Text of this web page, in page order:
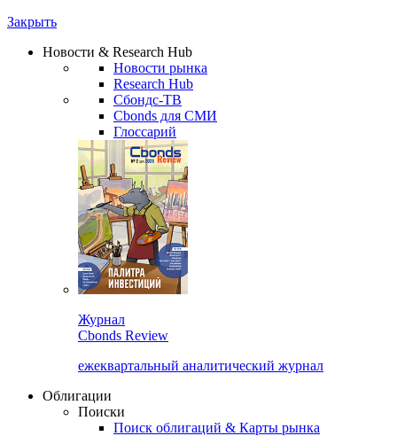
Закрыть
Новости & Research Hub
Новости рынка
Research Hub
Сбондс-ТВ
Cbonds для СМИ
Глоссарий
Журнал
Cbonds Review
ежеквартальный аналитический журнал
Облигации
Поиски
Поиск облигаций & Карты рынка